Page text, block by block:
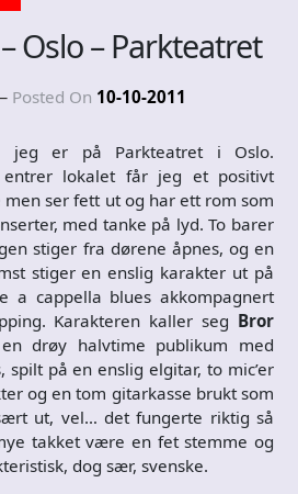
– Oslo – Parkteatret
Posted On 10-10-2011
jeg er på Parkteatret i Oslo.
lokalet får jeg et positivt
ser fett ut og har ett rom som
med tanke på lyd. To barer
stiger fra dørene åpnes, og en
stiger en enslig karakter ut på
a cappella blues akkompagnert
Karakteren kaller seg Bror
drøy halvtime publikum med
på en enslig elgitar, to mic’er
og en tom gitarkasse brukt som
ut, vel… det fungerte riktig så
takket være en fet stemme og
dog sær, svenske.